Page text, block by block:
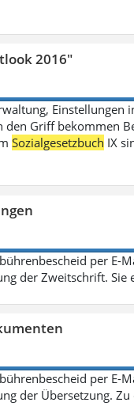
2016"
Griff bekommen
Sozialgesetzbuch IX
per E-
der Zweitschrift. Sie
per E-
der Übersetzung.